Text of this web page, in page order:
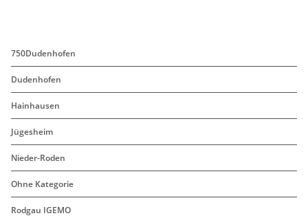
750Dudenhofen
Dudenhofen
Hainhausen
Jügesheim
Nieder-Roden
Ohne Kategorie
Rodgau IGEMO